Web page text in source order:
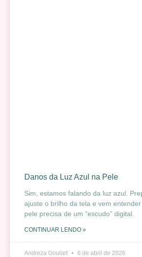
Danos da Luz Azul na Pele
Sim, estamos falando da luz azul.
ajuste o brilho da tela e vem
pele precisa de um “escudo” digital.
CONTINUAR LENDO »
Andreza Goulart 6 de abril de 2026